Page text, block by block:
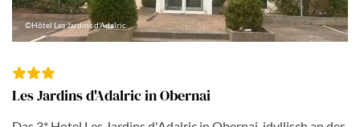
©Hôtel Les Jardins d'Adalric
Les Jardins d'Adalric in Obernai